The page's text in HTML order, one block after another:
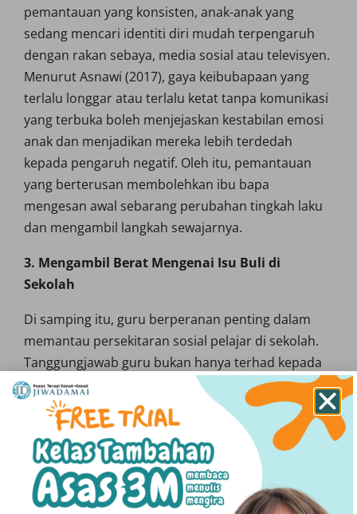
pemantauan yang konsisten, anak-anak yang
sedang mencari identiti diri mudah terpengaruh
dengan rakan sebaya, media sosial atau televisyen.
Menurut Asnawi (2017), gaya keibubapaan yang
terlalu longgar atau terlalu ketat tanpa komunikasi
yang terbuka boleh menjejaskan kestabilan emosi
anak dan menjadikan mereka lebih terdedah
kepada pengaruh negatif. Oleh itu, pemantauan
yang berterusan membolehkan ibu bapa
mengesan awal sebarang perubahan tingkah laku
dan mengambil langkah sewajarnya.
3. Mengambil Berat Mengenai Isu Buli di
Sekolah
Di samping itu, guru berperanan penting dalam
memantau persekitaran sosial pelajar di sekolah.
Tanggungjawab guru bukan hanya terhad kepada
aspek akademik, tetapi turut merangkumi
pemerhatian terhadap perubahan emosi, tingkah
laku dan interaksi sosial pelajar. Justeru, guru perlu
memahami konsep, punca, lokasi dan aspek
berkaitan. isu buli agar dapat mengesan kejadian
awal. Sekiranya wujud unsur buli, pihak sekolah